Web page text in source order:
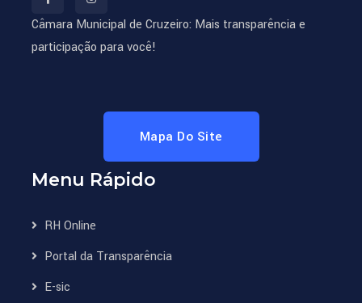
Câmara Municipal de Cruzeiro: Mais transparência e
participação para você!
Mapa Do Site
Menu Rápido
RH Online
Portal da Transparência
E-sic